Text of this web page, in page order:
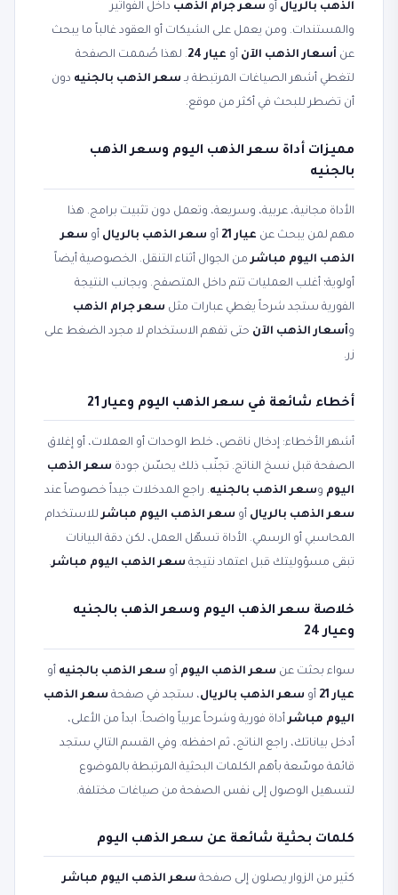
الذهب بالريال أو سعر جرام الذهب داخل الفواتير
والمستندات. ومن يعمل على الشيكات أو العقود غالباً ما يبحث
عن أسعار الذهب الآن أو عيار 24
. لهذا صُممت الصفحة
لتغطي أشهر الصياغات المرتبطة بـ سعر الذهب بالجنيه دون
أن تضطر للبحث في أكثر من موقع.
مميزات أداة سعر الذهب اليوم وسعر الذهب
بالجنيه
الأداة مجانية، عربية، وسريعة، وتعمل دون تثبيت برامج. هذا
مهم لمن يبحث عن عيار 21 أو سعر الذهب بالريال أو سعر
الذهب اليوم مباشرمن الجوال أثناء التنقل. الخصوصية أيضاً
أولوية؛ أغلب العمليات تتم داخل المتصفح. وبجانب النتيجة
الفورية ستجد شرحاً يغطي عبارات مثل سعر جرام الذهب
وأسعار الذهب الآن حتى تفهم الاستخدام لا مجرد الضغط على
زر.
أخطاء شائعة في سعر الذهب اليوم وعيار 21
أشهر الأخطاء: إدخال ناقص، خلط الوحدات أو العملات، أو إغلاق
الصفحة قبل نسخ الناتج. تجنّب ذلك يحسّن جودة سعر الذهب
اليوم وسعر الذهب بالجنيه. راجع المدخلات جيداً خصوصاً عند
سعر الذهب بالريال أو سعر الذهب اليوم مباشرللاستخدام
المحاسبي أو الرسمي. الأداة تسهّل العمل، لكن دقة البيانات
تبقى مسؤوليتك قبل اعتماد نتيجة سعر الذهب اليوم مباشر.
خلاصة سعر الذهب اليوم وسعر الذهب بالجنيه
وعيار 24
سواء بحثت عن سعر الذهب اليوم أو سعر الذهب بالجنيه أو
عيار 21
أو سعر الذهب بالريال، ستجد في صفحة سعر الذهب
اليوم مباشرأداة فورية وشرحاً عربياً واضحاً. ابدأ من الأعلى،
أدخل بياناتك، راجع الناتج، ثم احفظه. وفي القسم التالي ستجد
قائمة موسّعة بأهم الكلمات البحثية المرتبطة بالموضوع
لتسهيل الوصول إلى نفس الصفحة من صياغات مختلفة.
كلمات بحثية شائعة عن سعر الذهب اليوم
كثير من الزوار يصلون إلى صفحة سعر الذهب اليوم مباشر